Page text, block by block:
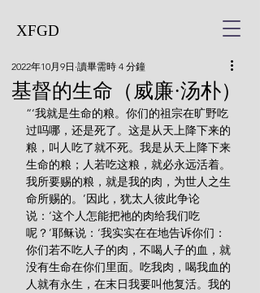
XFGD
基督的生命（威廉·汤朴）
2022年10月9日 讀畢需時 4 分鐘
“‘我就是生命的粮。你们的祖宗在旷野吃
过吗哪，还是死了。这是从天上降下来的
粮，叫人吃了就不死。我是从天上降下来
生命的粮；人若吃这粮，就必永远活着。
我所要赐的粮，就是我的肉，为世人之生
命所赐的。’因此，犹太人彼此争论
说：‘这个人怎能把祂的肉给我们吃
呢？’耶稣说：‘我实实在在地告诉你们：
你们若不吃人子的肉，不喝人子的血，就
没有生命在你们里面。吃我肉，喝我血的
人就有永生，在末日我要叫他复活。我的